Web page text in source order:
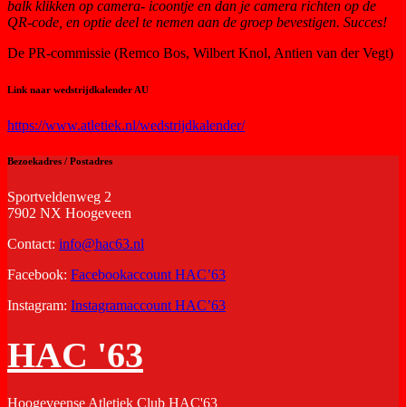
balk klikken op camera- icoontje en dan je camera richten op de
QR-code, en optie deel te nemen aan de groep bevestigen. Succes!
De PR-commissie (Remco Bos, Wilbert Knol, Antien van der Vegt)
Link naar wedstrijdkalender AU
https://www.atletiek.nl/wedstrijdkalender/
Bezoekadres / Postadres
Sportveldenweg 2
7902 NX Hoogeveen
Contact: info@hac63.nl
Facebook: Facebookaccount HAC’63
Instagram: Instagramaccount HAC’63
HAC '63
Hoogeveense Atletiek Club HAC'63